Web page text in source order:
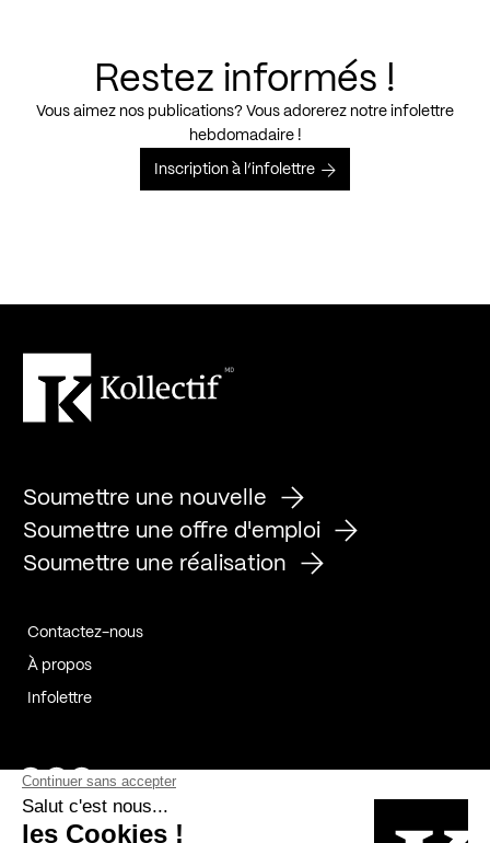
Restez informés !
Vous aimez nos publications? Vous adorerez notre infolettre
hebdomadaire !
Inscription à l’infolettre
Soumettre une nouvelle
Soumettre une offre d'emploi
Soumettre une réalisation
Contactez-nous
À propos
Infolettre
Page Facebook de Kollectif
Page Instagram de Kollectif
Page Linkedin de Kollectif